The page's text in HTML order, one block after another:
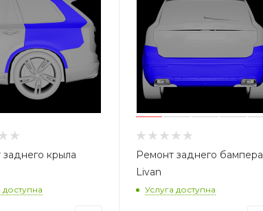
крыла
доступна
Ремонт заднего бампера
Livan
Услуга доступна